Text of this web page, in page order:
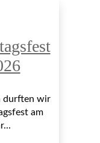
durften wir
am